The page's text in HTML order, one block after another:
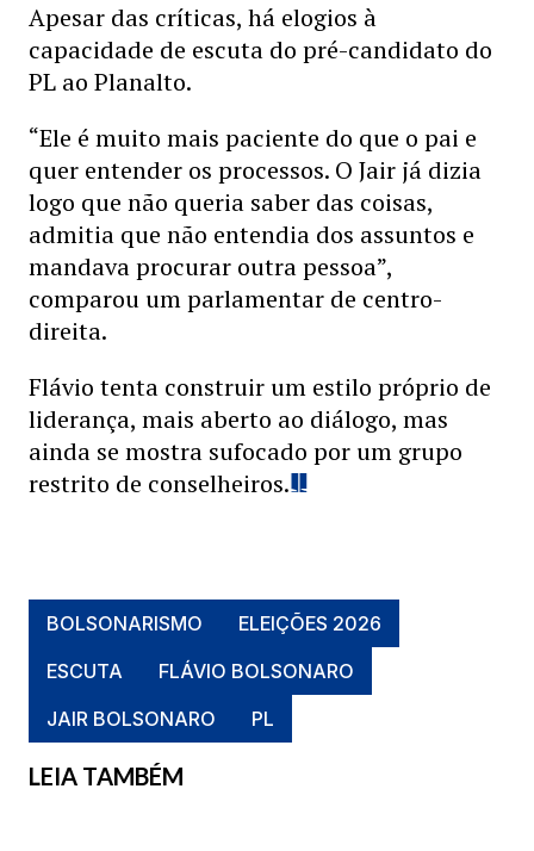
Apesar das críticas, há elogios à
capacidade de escuta do pré-candidato do
PL ao Planalto.
“Ele é muito mais paciente do que o pai e
quer entender os processos. O Jair já dizia
logo que não queria saber das coisas,
admitia que não entendia dos assuntos e
mandava procurar outra pessoa”,
comparou um parlamentar de centro-
direita.
Flávio tenta construir um estilo próprio de
liderança, mais aberto ao diálogo, mas
ainda se mostra sufocado por um grupo
restrito de conselheiros.
BOLSONARISMO
ELEIÇÕES 2026
ESCUTA
FLÁVIO BOLSONARO
JAIR BOLSONARO
PL
LEIA TAMBÉM